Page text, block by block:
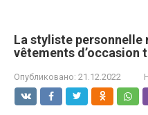
La styliste personnelle
vêtements d’occasion
Опубликовано: 21.12.2022